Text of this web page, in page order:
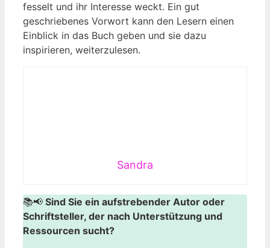
fesselt und ihr Interesse weckt. ⁢Ein gut
geschriebenes Vorwort kann den ⁢Lesern einen
Einblick‍ in das Buch geben und sie dazu
inspirieren, weiterzulesen.
Sandra
📚📢 Sind Sie ein aufstrebender Autor oder
Schriftsteller, der nach Unterstützung und
Ressourcen sucht?